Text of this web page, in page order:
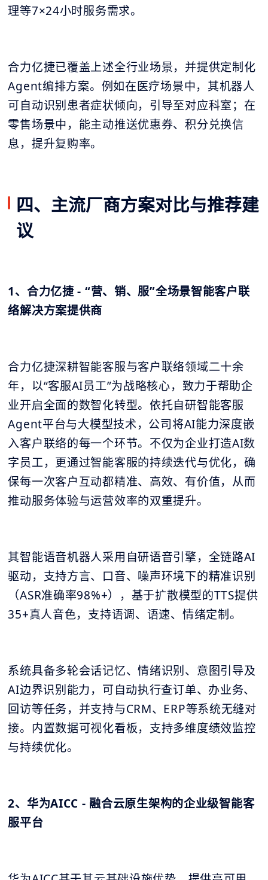
理等7×24小时服务需求。
合力亿捷已覆盖上述全行业场景，并提供定制化
Agent编排方案。例如在医疗场景中，其机器人
可自动识别患者症状倾向，引导至对应科室；在
零售场景中，能主动推送优惠券、积分兑换信
息，提升复购率。
四、主流厂商方案对比与推荐建
议
1、合力亿捷 - “营、销、服”全场景智能客户联
络解决方案提供商
合力亿捷深耕智能客服与客户联络领域二十余
年，以“客服AI员工”为战略核心，致力于帮助企
业开启全面的数智化转型。依托自研智能客服
Agent平台与大模型技术，公司将AI能力深度嵌
入客户联络的每一个环节。不仅为企业打造AI数
字员工，更通过智能客服的持续迭代与优化，确
保每一次客户互动都精准、高效、有价值，从而
推动服务体验与运营效率的双重提升。
其智能语音机器人采用自研语音引擎，全链路AI
驱动，支持方言、口音、噪声环境下的精准识别
（ASR准确率98%+），基于扩散模型的TTS提供
35+真人音色，支持语调、语速、情绪定制。
系统具备多轮会话记忆、情绪识别、意图引导及
AI边界识别能力，可自动执行查订单、办业务、
回访等任务，并支持与CRM、ERP等系统无缝对
接。内置数据可视化看板，支持多维度绩效监控
与持续优化。
2、华为AICC - 融合云原生架构的企业级智能客
服平台